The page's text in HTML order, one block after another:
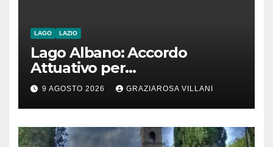
LAGO LAZIO
Lago Albano: Accordo
Attuativo per
l’interconnessione
acquedottistica da 29,5
milioni di euro
9 AGOSTO 2026 GRAZIAROSA VILLANI